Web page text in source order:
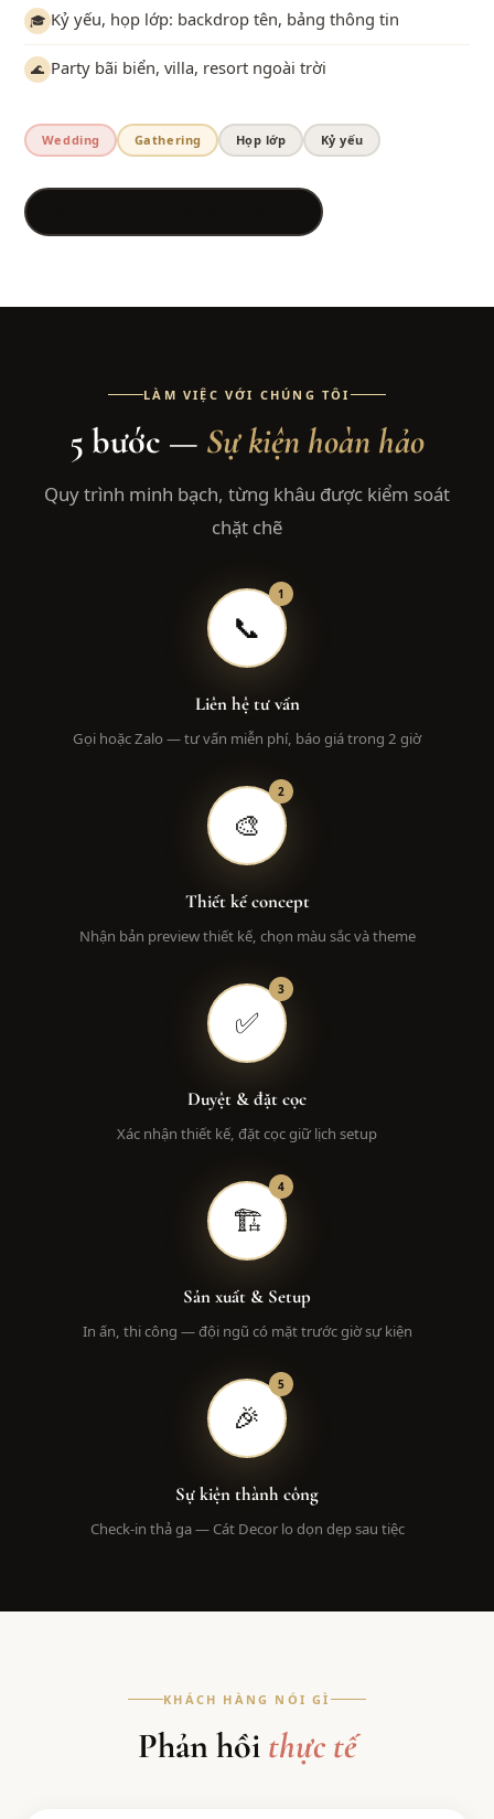
🎓 Kỷ yếu, họp lớp: backdrop tên, bảng thông tin
🌊 Party bãi biển, villa, resort ngoài trời
Wedding Gathering Họp lớp Kỷ yếu
LÀM VIỆC VỚI CHÚNG TÔI
5 bước — Sự kiện hoàn hảo
Quy trình minh bạch, từng khâu được kiểm soát
chặt chẽ
📞
1
Liên hệ tư vấn
Gọi hoặc Zalo — tư vấn miễn phí, báo giá trong 2 giờ
🎨
2
Thiết kế concept
Nhận bản preview thiết kế, chọn màu sắc và theme
✅
3
Duyệt & đặt cọc
Xác nhận thiết kế, đặt cọc giữ lịch setup
🏗️
4
Sản xuất & Setup
In ấn, thi công — đội ngũ có mặt trước giờ sự kiện
🎉
5
Sự kiện thành công
Check-in thả ga — Cát Decor lo dọn dẹp sau tiệc
KHÁCH HÀNG NÓI GÌ
Phản hồi thực tế